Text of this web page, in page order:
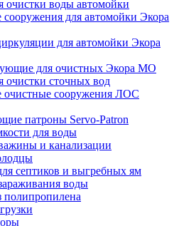
очистки воды автомойки
для автомойки Экора
для автомойки Экора
для очистных Экора МО
очистки сточных вод
очистные сооружения ЛОС
патроны Servo-Patron
для воды
и канализации
септиков и выгребных ям
воды
полипропилена